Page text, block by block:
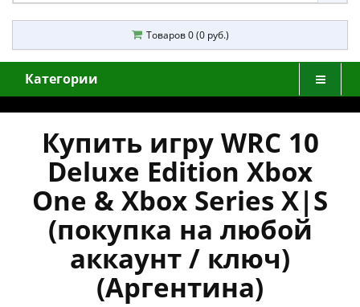
Товаров 0 (0 руб.)
Категории
Купить игру WRC 10
Deluxe Edition Xbox
One & Xbox Series X|S
(покупка на любой
аккаунт / ключ)
(Аргентина)